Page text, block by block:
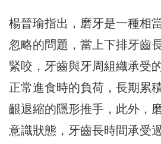
楊晉瑜指出，磨牙是一種相
忽略的問題， 當上下排牙齒
緊咬，牙齒與牙周組織承受
正常進食時的負荷，長期累
齦退縮的隱形推手，此外，
意識狀態， 牙齒長時間承受